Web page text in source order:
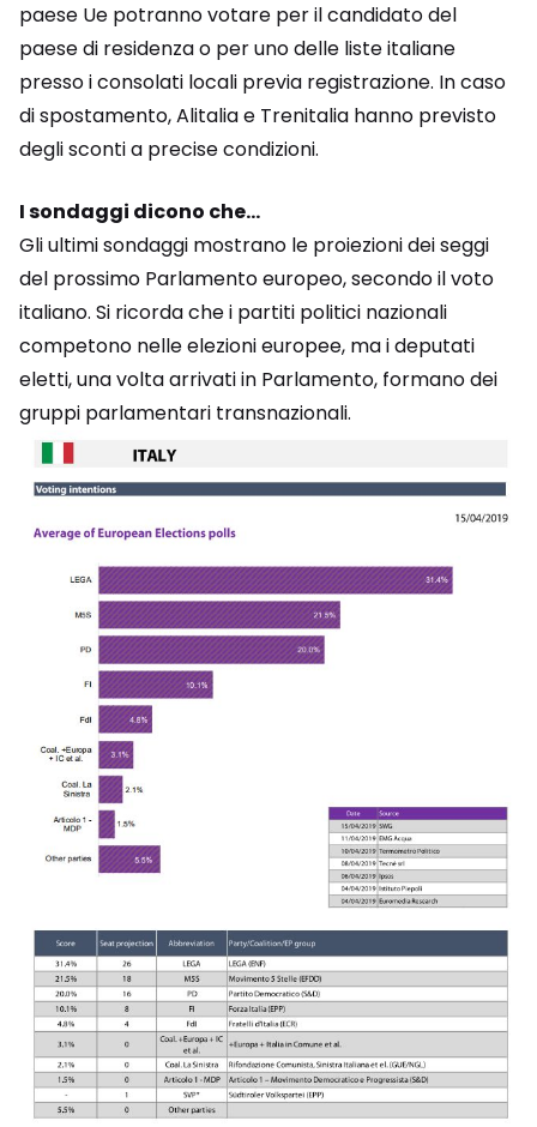
paese Ue potranno votare per il candidato del
paese di residenza o per uno delle liste italiane
presso i consolati locali previa registrazione. In caso
di spostamento, Alitalia e Trenitalia hanno previsto
degli sconti a precise condizioni.
I sondaggi dicono che…
Gli ultimi sondaggi mostrano le proiezioni dei seggi
del prossimo Parlamento europeo, secondo il voto
italiano. Si ricorda che i partiti politici nazionali
competono nelle elezioni europee, ma i deputati
eletti, una volta arrivati in Parlamento, formano dei
gruppi parlamentari transnazionali.